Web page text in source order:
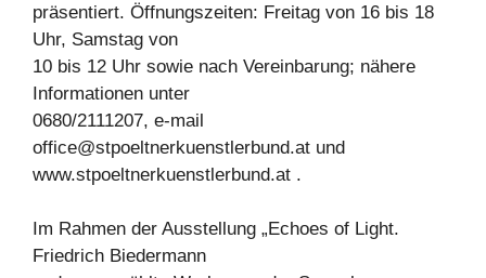
präsentiert. Öffnungszeiten: Freitag von 16 bis 18
Uhr, Samstag von
10 bis 12 Uhr sowie nach Vereinbarung; nähere
Informationen unter
0680/2111207, e-mail
office@stpoeltnerkuenstlerbund.at und
www.stpoeltnerkuenstlerbund.at .
Im Rahmen der Ausstellung „Echoes of Light.
Friedrich Biedermann